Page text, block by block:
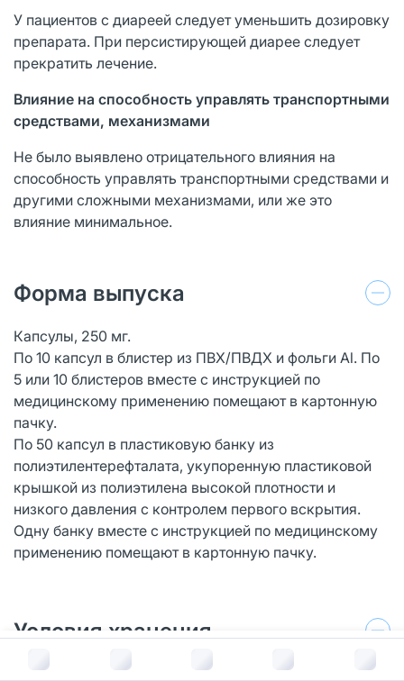
В корзину за
У пациентов с диареей следует уменьшить дозировку
препарата. При персистирующей диарее следует
прекратить лечение.
Влияние на способность управлять транспортными
средствами, механизмами
Не было выявлено отрицательного влияния на
способность управлять транспортными средствами и
другими сложными механизмами, или же это
влияние минимальное.
Форма выпуска
Капсулы, 250 мг.
По 10 капсул в блистер из ПВХ/ПВДХ и фольги Al. По
5 или 10 блистеров вместе с инструкцией по
медицинскому применению помещают в картонную
пачку.
По 50 капсул в пластиковую банку из
полиэтилентерефталата, укупоренную пластиковой
крышкой из полиэтилена высокой плотности и
низкого давления с контролем первого вскрытия.
Одну банку вместе с инструкцией по медицинскому
применению помещают в картонную пачку.
Условия хранения
При температуре не выше 25 °С.